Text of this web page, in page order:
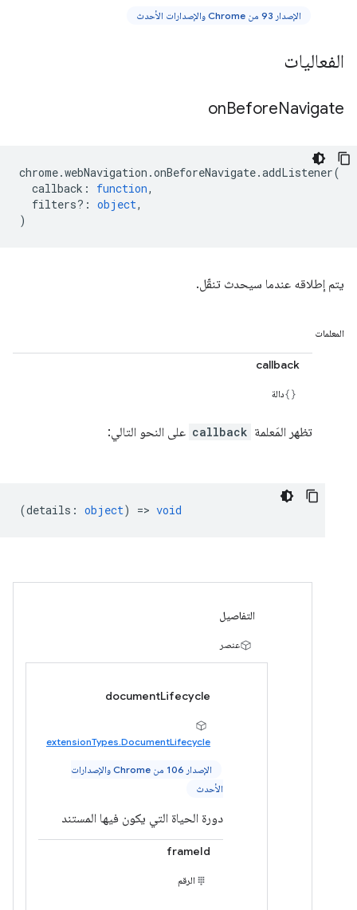
الإصدار 93 من Chrome والإصدارات الأحدث
الفعاليات
onBeforeNavigate
chrome.webNavigation .onBeforeNavigate.addListener(
callback : function,
filters? : object,
)
يتم إطلاقه عندما سيحدث تنقّل.
المعلمات
callback
دالة
تظهر المَعلمة callback على النحو التالي:
(details : object) => void
التفاصيل
عنصر
documentLifecycle
extensionTypes.DocumentLifecycle
الإصدار 106 من Chrome والإصدارات
الأحدث
دورة الحياة التي يكون فيها المستند
frameId
الرقم